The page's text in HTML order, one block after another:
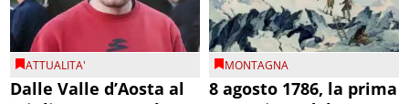
ATTUALITA'
Dalle Valle d’Aosta al
MONTAGNA
8 agosto 1786, la prima